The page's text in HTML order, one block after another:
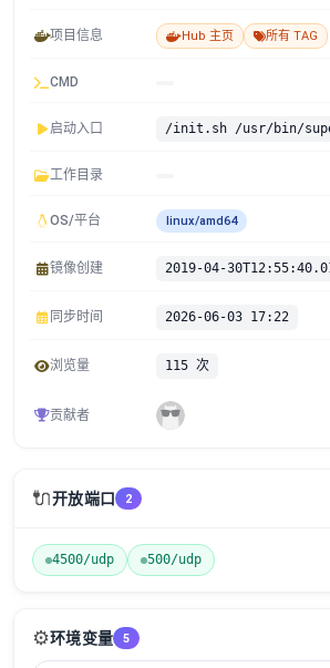
项目信息 Hub 主页 所有 TAG
CMD
启动入口
工作目录
OS/平台 linux/amd64
镜像创建 2019-04-
同步时间 2026-06-03 17:22
浏览量 115 次
贡献者
🔌开放端口 2
4500/udp 500/udp
⚙️环境变量 5